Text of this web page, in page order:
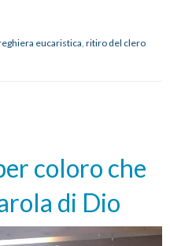
eucaristica, ritiro del clero
coloro che
di Dio